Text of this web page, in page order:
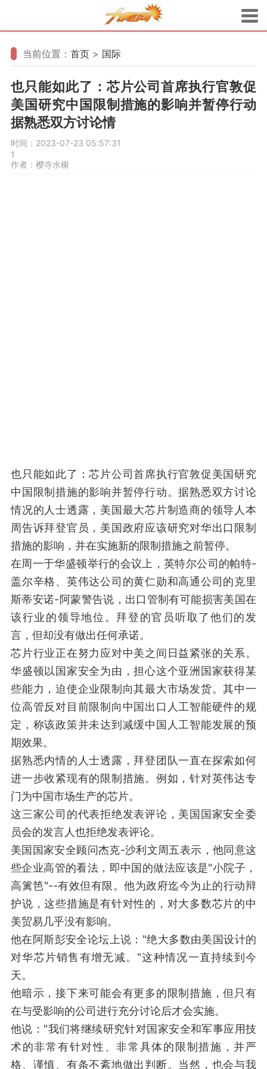
当前位置： 首页 > 国际
也只能如此了：芯片公司首席执行官敦促
美国研究中国限制措施的影响并暂停行动
据熟悉双方讨论情
时间：2023-07-23 05:57:31
1
作者：樱寺水榭
也只能如此了：芯片公司首席执行官敦促美国研究
中国限制措施的影响并暂停行动。据熟悉双方讨论
情况的人士透露，美国最大芯片制造商的领导人本
周告诉拜登官员，美国政府应该研究对华出口限制
措施的影响，并在实施新的限制措施之前暂停。
在周一于华盛顿举行的会议上，英特尔公司的帕特-
盖尔辛格、英伟达公司的黄仁勋和高通公司的克里
斯蒂安诺-阿蒙警告说，出口管制有可能损害美国在
该行业的领导地位。拜登的官员听取了他们的发
言，但却没有做出任何承诺。
芯片行业正在努力应对中美之间日益紧张的关系。
华盛顿以国家安全为由，担心这个亚洲国家获得某
些能力，迫使企业限制向其最大市场发货。其中一
位高管反对目前限制向中国出口人工智能硬件的规
定，称该政策并未达到减缓中国人工智能发展的预
期效果。
据熟悉内情的人士透露，拜登团队一直在探索如何
进一步收紧现有的限制措施。例如，针对英伟达专
门为中国市场生产的芯片。
这三家公司的代表拒绝发表评论，美国国家安全委
员会的发言人也拒绝发表评论。
美国国家安全顾问杰克-沙利文周五表示，他同意这
些企业高管的看法，即中国的做法应该是"小院子，
高篱笆"--有效但有限。他为政府迄今为止的行动辩
护说，这些措施是有针对性的，对大多数芯片的中
美贸易几乎没有影响。
他在阿斯彭安全论坛上说："绝大多数由美国设计的
对华芯片销售有增无减。"这种情况一直持续到今
天。
他暗示，接下来可能会有更多的限制措施，但只有
在与受影响的公司进行充分讨论后才会实施。
他说："我们将继续研究针对国家安全和军事应用技
术的非常有针对性、非常具体的限制措施，并严
格、谨慎、有条不紊地做出判断。当然，也会与我